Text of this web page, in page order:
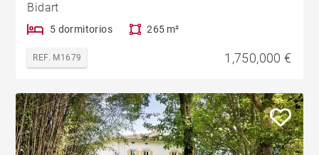
Bidart
5 dormitorios 265 m²
REF. M1679 1,750,000 €